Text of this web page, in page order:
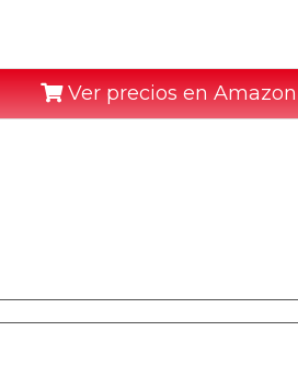
Ver precios en Amazon